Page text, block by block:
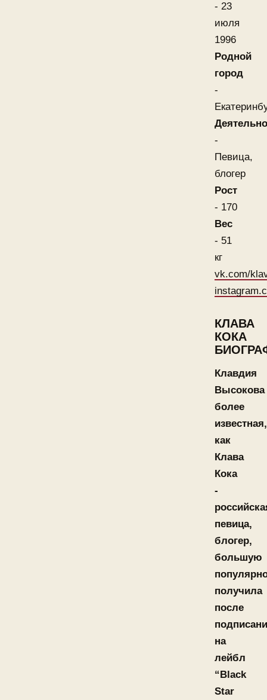
- 23
июля
1996
Родной
город
-
-
Певица,
блогер
Рост
- 170
Вес
- 51
кг
vk.com/
КЛАВА
КОКА
Клавдия
Высокова
более
известная,
как
Клава
Кока
-
певица,
блогер,
большую
получила
после
на
лейбл
“Black
Star